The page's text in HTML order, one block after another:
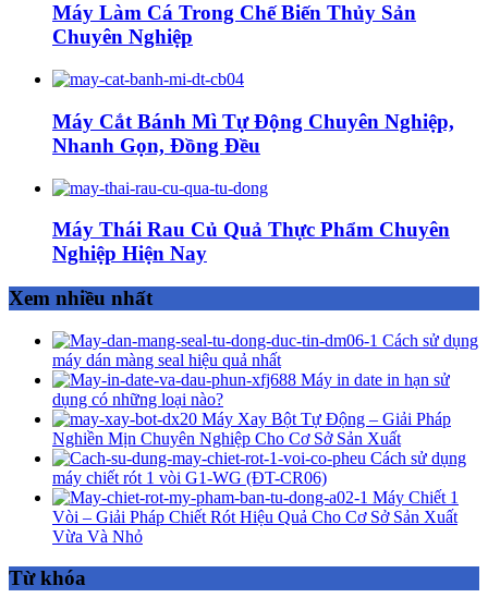
Máy Làm Cá Trong Chế Biến Thủy Sản
Chuyên Nghiệp
Máy Cắt Bánh Mì Tự Động Chuyên Nghiệp,
Nhanh Gọn, Đồng Đều
Máy Thái Rau Củ Quả Thực Phẩm Chuyên
Nghiệp Hiện Nay
Xem nhiều nhất
Cách sử dụng
máy dán màng seal hiệu quả nhất
Máy in date in hạn sử
dụng có những loại nào?
Máy Xay Bột Tự Động – Giải Pháp
Nghiền Mịn Chuyên Nghiệp Cho Cơ Sở Sản Xuất
Cách sử dụng
máy chiết rót 1 vòi G1-WG (ĐT-CR06)
Máy Chiết 1
Vòi – Giải Pháp Chiết Rót Hiệu Quả Cho Cơ Sở Sản Xuất
Vừa Và Nhỏ
Từ khóa